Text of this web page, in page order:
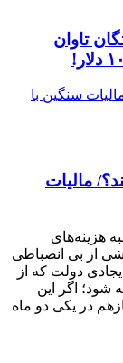
تاوان
مالیات
هزینه‌های
از بی انضباطی
دولت که از
اگر این
در یکی دو ماه